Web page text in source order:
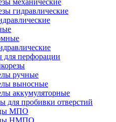
механические
гидравлические
для перфорации
ручные
выносные
аккумуляторные
для пробивки отверстий
МПО
НМПО